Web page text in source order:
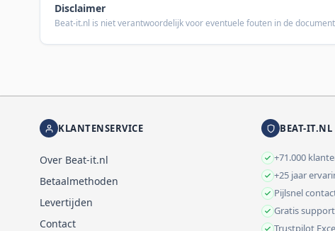
Disclaimer
Beat-it.nl is niet verantwoordelijk voor eventuele fouten in de
KLANTENSERVICE
Over Beat-it.nl
Betaalmethoden
Levertijden
Contact
BEAT-IT.NL
+71.000
+25 jaar
Pijlsnel
Gratis
Trustpilot